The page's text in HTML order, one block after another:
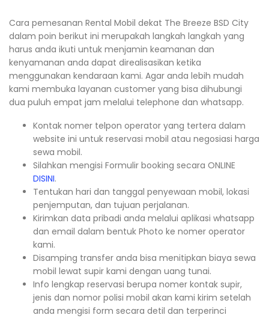
Cara pemesanan Rental Mobil dekat The Breeze BSD City
dalam poin berikut ini merupakah langkah langkah yang
harus anda ikuti untuk menjamin keamanan dan
kenyamanan anda dapat direalisasikan ketika
menggunakan kendaraan kami. Agar anda lebih mudah
kami membuka layanan customer yang bisa dihubungi
dua puluh empat jam melalui telephone dan whatsapp.
Kontak nomer telpon operator yang tertera dalam
website ini untuk reservasi mobil atau negosiasi harga
sewa mobil.
Silahkan mengisi Formulir booking secara ONLINE
DISINI.
Tentukan hari dan tanggal penyewaan mobil, lokasi
penjemputan, dan tujuan perjalanan.
Kirimkan data pribadi anda melalui aplikasi whatsapp
dan email dalam bentuk Photo ke nomer operator
kami.
Disamping transfer anda bisa menitipkan biaya sewa
mobil lewat supir kami dengan uang tunai.
Info lengkap reservasi berupa nomer kontak supir,
jenis dan nomor polisi mobil akan kami kirim setelah
anda mengisi form secara detil dan terperinci